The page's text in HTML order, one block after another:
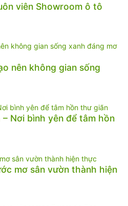
viên Showroom ô tô
nên không gian sống
Nơi bình yên để tâm hồn
mơ sân vườn thành hiện